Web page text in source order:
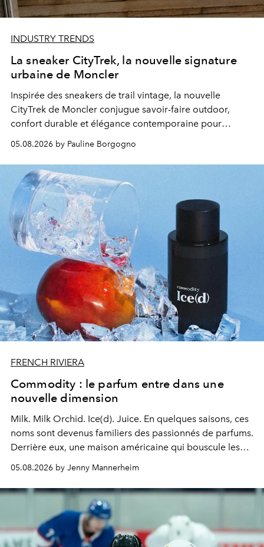
INDUSTRY TRENDS
La sneaker CityTrek, la nouvelle signature
urbaine de Moncler
Inspirée des sneakers de trail vintage, la nouvelle
CityTrek de Moncler conjugue savoir-faire outdoor,
confort durable et élégance contemporaine pour
05.08.2026 by Pauline Borgogno
FRENCH RIVIERA
Commodity : le parfum entre dans une
nouvelle dimension
Milk. Milk Orchid. Ice(d). Juice. En quelques saisons, ces
noms sont devenus familiers des passionnés de parfums.
Derrière eux, une maison américaine qui bouscule les
une approche aussi intuitive que personnelle :
Commodity.
05.08.2026 by Jenny Mannerheim